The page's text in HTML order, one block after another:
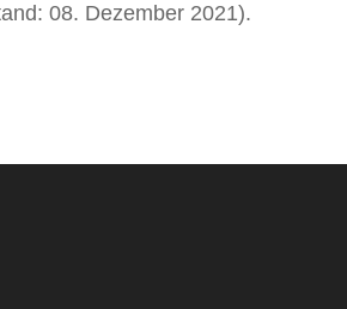
08. Dezember 2021).